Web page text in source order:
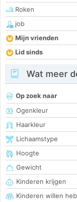
Roken
job
Mijn vrienden
Lid sinds
Wat meer
Op zoek naar
Ogenkleur
Haarkleur
Lichaamstype
Hoogte
Gewicht
Kinderen krijgen
Kinderen willen